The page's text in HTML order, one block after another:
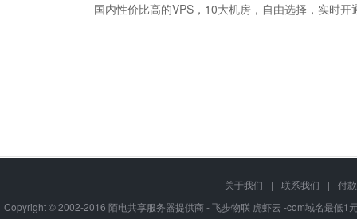
国内性价比高的VPS，10大机房，自由选择，实时开
Q
VPS主机是可按需购买的"服务器"产品，用户可根据基础配置随意
软件或程序，部署各种互联网应用。
关于我们 | 联系我们 |
付
Copyright © 2002-2016 陌电共享服务器提供商 - 飞步物联 虎虾云 -com域名最低